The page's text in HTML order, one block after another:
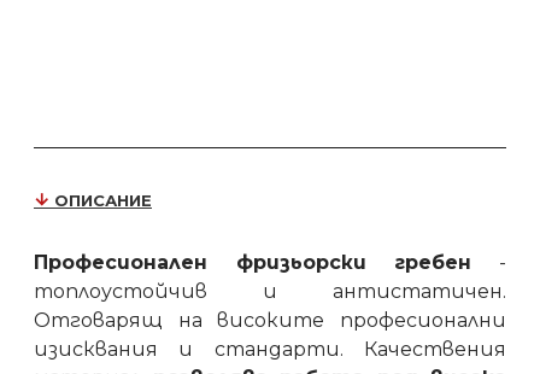
ОПИСАНИЕ
Професионален фризьорски гребен -
топлоустойчив и антистатичен.
Отговарящ на високите професионални
изисквания и стандарти. Качествения